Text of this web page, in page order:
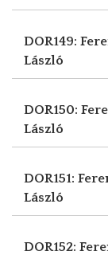
DOR149:
László
DOR150:
László
DOR151:
László
DOR152: